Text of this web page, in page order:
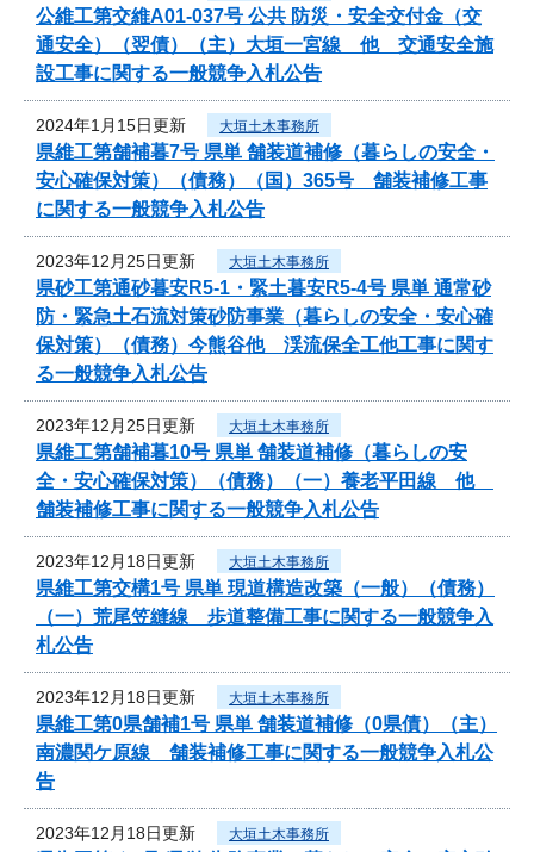
公維工第交維A01-037号 公共 防災・安全交付金（交
通安全）（翌債）（主）大垣一宮線 他 交通安全施
設工事に関する一般競争入札公告
2024年1月15日更新 大垣土木事務所
県維工第舗補暮7号 県単 舗装道補修（暮らしの安全・
安心確保対策）（債務）（国）365号 舗装補修工事
に関する一般競争入札公告
2023年12月25日更新 大垣土木事務所
県砂工第通砂暮安R5-1・緊土暮安R5-4号 県単 通常砂
防・緊急土石流対策砂防事業（暮らしの安全・安心確
保対策）（債務）今熊谷他 渓流保全工他工事に関す
る一般競争入札公告
2023年12月25日更新 大垣土木事務所
県維工第舗補暮10号 県単 舗装道補修（暮らしの安
全・安心確保対策）（債務）（一）養老平田線 他
舗装補修工事に関する一般競争入札公告
2023年12月18日更新 大垣土木事務所
県維工第交構1号 県単 現道構造改築（一般）（債務）
（一）荒尾笠縫線 歩道整備工事に関する一般競争入
札公告
2023年12月18日更新 大垣土木事務所
県維工第0県舗補1号 県単 舗装道補修（0県債）（主）
南濃関ケ原線 舗装補修工事に関する一般競争入札公
告
2023年12月18日更新 大垣土木事務所